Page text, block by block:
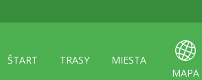
ŠTART TRASY
MIESTA
MAPA